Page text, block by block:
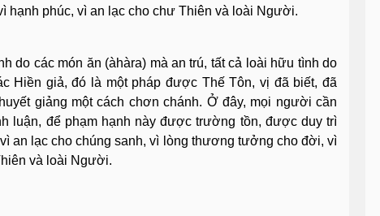
phúc, vì an lạc cho chư Thiên và loài Người.
do các món ăn (àhàra) mà an trú, tất cả loài hữu tình do
Hiền giả, đó là một pháp được Thế Tôn, vị đã biết, đã
giảng một cách chơn chánh. Ở đây, mọi người cần
luận, để phạm hạnh này được trường tồn, được duy trì
an lạc cho chúng sanh, vì lòng thương tưởng cho đời, vì
và loài Người.